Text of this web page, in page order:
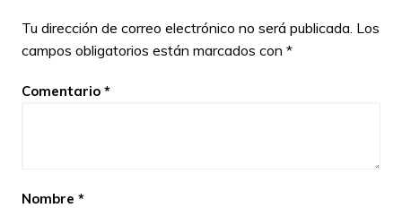
Tu dirección de correo electrónico no será publicada. Los
campos obligatorios están marcados con *
Comentario *
Nombre *